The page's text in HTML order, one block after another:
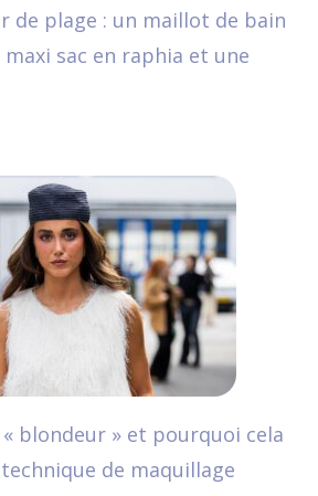
de plage : un maillot de bain
sac en raphia et une
blondeur » et pourquoi cela
de maquillage